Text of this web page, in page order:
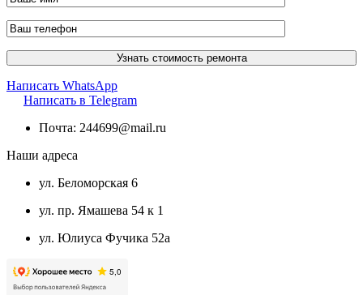
Написать WhatsApp
Написать в Telegram
Почта: 244699@mail.ru
Наши адреса
ул. Беломорская 6
ул. пр. Ямашева 54 к 1
ул. Юлиуса Фучика 52а